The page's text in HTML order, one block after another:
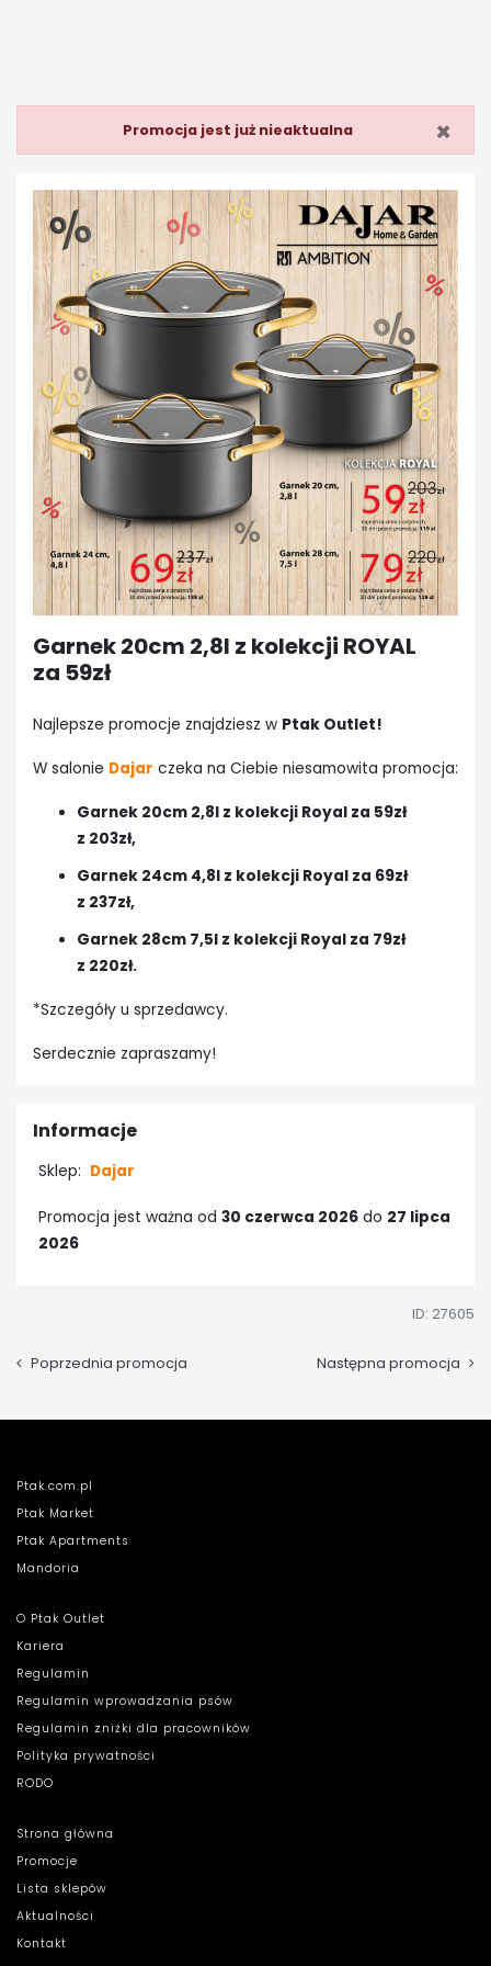
Promocja jest już nieaktualna ×
Garnek 20cm 2,8l z kolekcji ROYAL
za 59zł
Najlepsze promocje znajdziesz w Ptak Outlet!
W salonie Dajar czeka na Ciebie niesamowita promocja:
Garnek 20cm 2,8l z kolekcji Royal za 59zł
z 203zł,
Garnek 24cm 4,8l z kolekcji Royal za 69zł
z 237zł,
Garnek 28cm 7,5l z kolekcji Royal za 79zł
z 220zł.
*Szczegóły u sprzedawcy.
Serdecznie zapraszamy!
Informacje
Sklep: Dajar
Promocja jest ważna od 30 czerwca 2026 do 27 lipca
2026
ID: 27605
Poprzednia promocja Następna promocja
Ptak.com.pl
Ptak Market
Ptak Apartments
Mandoria
O Ptak Outlet
Kariera
Regulamin
Regulamin wprowadzania psów
Regulamin zniżki dla pracowników
Polityka prywatności
RODO
Strona główna
Promocje
Lista sklepów
Aktualności
Kontakt